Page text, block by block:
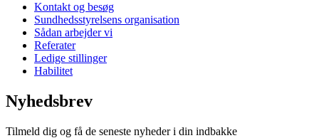
Kontakt og besøg
Sundhedsstyrelsens organisation
Sådan arbejder vi
Referater
Ledige stillinger
Habilitet
Nyhedsbrev
Tilmeld dig og få de seneste nyheder i din indbakke